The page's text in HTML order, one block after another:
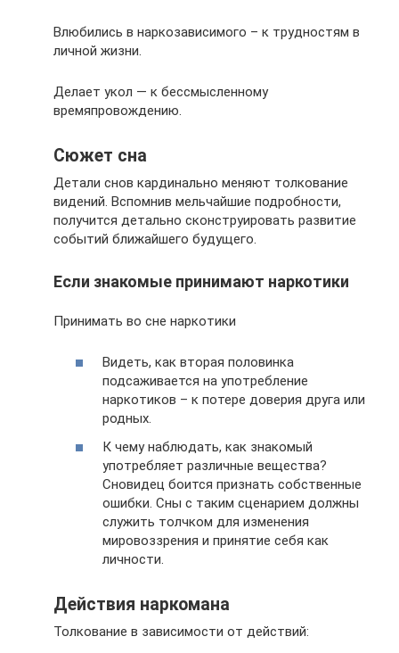
Влюбились в наркозависимого – к трудностям в
личной жизни.
Делает укол — к бессмысленному
времяпровождению.
Сюжет сна
Детали снов кардинально меняют толкование
видений. Вспомнив мельчайшие подробности,
получится детально сконструировать развитие
событий ближайшего будущего.
Если знакомые принимают наркотики
Принимать во сне наркотики
Видеть, как вторая половинка
подсаживается на употребление
наркотиков – к потере доверия друга или
родных.
К чему наблюдать, как знакомый
употребляет различные вещества?
Сновидец боится признать собственные
ошибки. Сны с таким сценарием должны
служить толчком для изменения
мировоззрения и принятие себя как
личности.
Действия наркомана
Толкование в зависимости от действий: